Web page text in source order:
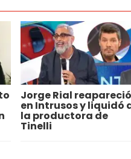
Jorge Rial reapareció
en Intrusos y liquidó
la productora de
Tinelli